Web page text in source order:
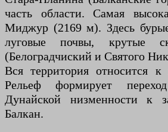
часть области. Самая
Миджур (2169 м). Здесь
луговые почвы, крутые
(Белоградчиский и Святого
Вся территория относится к
Рельеф формирует
Дунайской низменности к
Балкан.